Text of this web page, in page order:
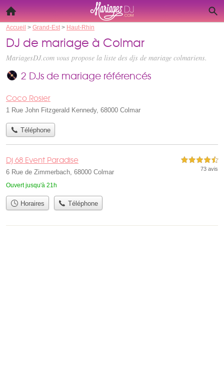
Accueil > Grand-Est > Haut-Rhin
DJ de mariage à Colmar
MariagesDJ.com vous propose la liste des djs de mariage colmariens.
2 DJs de mariage référencés
Coco Rosier
1 Rue John Fitzgerald Kennedy, 68000 Colmar
Téléphone
Dj 68 Event Paradise
6 Rue de Zimmerbach, 68000 Colmar
Ouvert jusqu'à 21h
4,5 étoiles sur 5
73 avis
Horaires Téléphone